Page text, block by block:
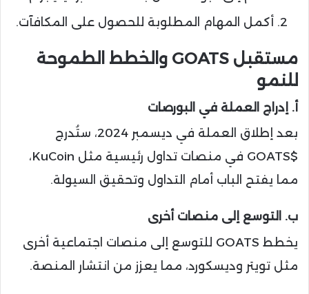
أكمل المهام المطلوبة للحصول على المكافآت.
مستقبل GOATS والخطط الطموحة
للنمو
أ. إدراج العملة في البورصات
بعد إطلاق العملة في ديسمبر 2024، ستُدرج
$GOATS في منصات تداول رئيسية مثل KuCoin،
مما يفتح الباب أمام التداول وتحقيق السيولة.
ب. التوسع إلى منصات أخرى
يخطط GOATS للتوسع إلى منصات اجتماعية أخرى
مثل تويتر وديسكورد، مما يعزز من انتشار المنصة.